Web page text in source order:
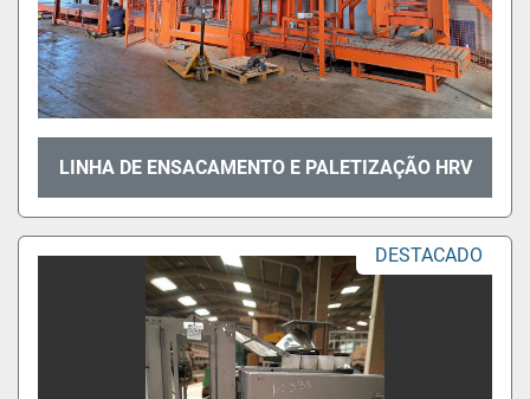
LINHA DE ENSACAMENTO E PALETIZAÇÃO HRV
DESTACADO